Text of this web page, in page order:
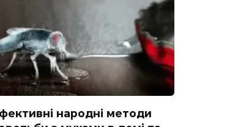
народні методи